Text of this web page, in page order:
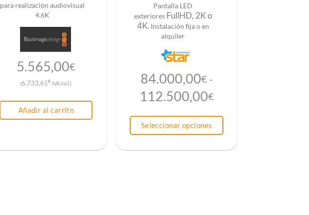
para realización audiovisual
4.6K
5.565,00€
(6.733,65€ IVA incl.)
Añadir al carrito
Pantalla LED
exteriores FullHD, 2K o
4K. Instalación fija o en
alquiler
84.000,00€ -
112.500,00€Rango
precios:
desde
84.000,00€
Seleccionar opciones
opciones
página
producto